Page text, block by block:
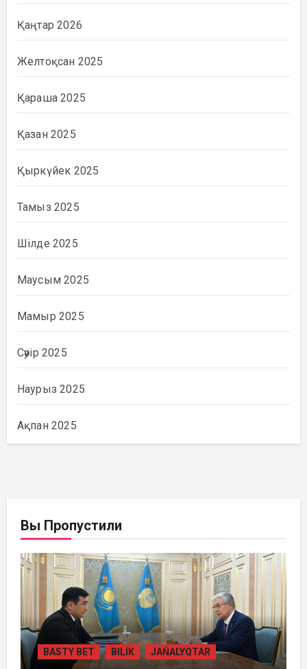
Қаңтар 2026
Желтоқсан 2025
Қараша 2025
Қазан 2025
Қыркүйек 2025
Тамыз 2025
Шілде 2025
Маусым 2025
Мамыр 2025
Сәуір 2025
Наурыз 2025
Ақпан 2025
Вы Пропустили
BASTY BET BILİK JAŃALYQTAR